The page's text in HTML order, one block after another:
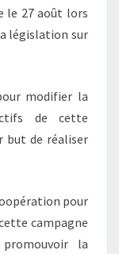
le 27 août lors
législation sur
modifier la
de cette
but de réaliser
pour
campagne
la